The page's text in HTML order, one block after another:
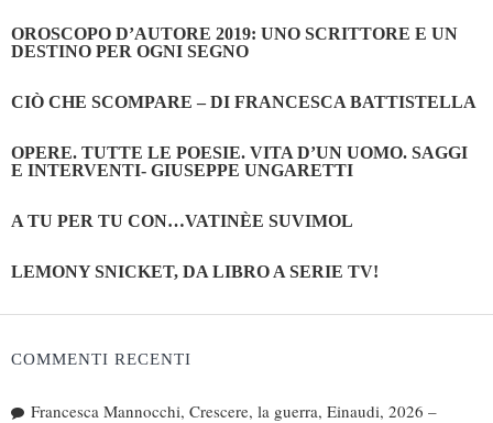
Marketing
OROSCOPO D’AUTORE 2019: UNO SCRITTORE E UN
DESTINO PER OGNI SEGNO
CIÒ CHE SCOMPARE – DI FRANCESCA BATTISTELLA
OPERE. TUTTE LE POESIE. VITA D’UN UOMO. SAGGI
E INTERVENTI- GIUSEPPE UNGARETTI
A TU PER TU CON…VATINÈE SUVIMOL
LEMONY SNICKET, DA LIBRO A SERIE TV!
COMMENTI RECENTI
Francesca Mannocchi, Crescere, la guerra, Einaudi, 2026 –